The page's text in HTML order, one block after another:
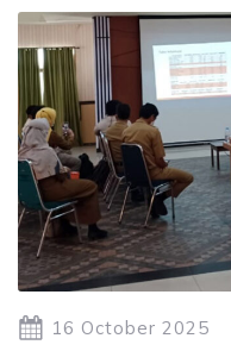
16 October 2025